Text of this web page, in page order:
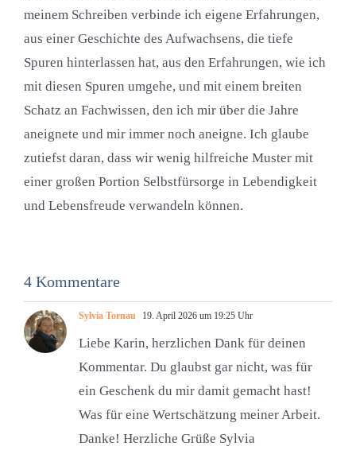
meinem Schreiben verbinde ich eigene Erfahrungen,
aus einer Geschichte des Aufwachsens, die tiefe
Spuren hinterlassen hat, aus den Erfahrungen, wie ich
mit diesen Spuren umgehe, und mit einem breiten
Schatz an Fachwissen, den ich mir über die Jahre
aneignete und mir immer noch aneigne. Ich glaube
zutiefst daran, dass wir wenig hilfreiche Muster mit
einer großen Portion Selbstfürsorge in Lebendigkeit
und Lebensfreude verwandeln können.
4 Kommentare
Sylvia Tornau 19. April 2026 um 19:25 Uhr
Liebe Karin, herzlichen Dank für deinen
Kommentar. Du glaubst gar nicht, was für
ein Geschenk du mir damit gemacht hast!
Was für eine Wertschätzung meiner Arbeit.
Danke! Herzliche Grüße Sylvia